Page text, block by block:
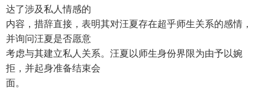
达了涉及私人情感的
内容，措辞直接，表明其对汪夏存在超乎师生关系的感情，
并询问汪夏是否愿意
考虑与其建立私人关系。汪夏以师生身份界限为由予以婉
拒，并起身准备结束会
面。